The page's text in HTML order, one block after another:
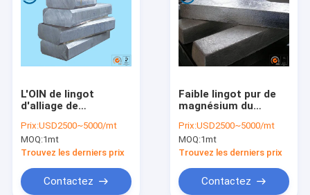
L'OIN de lingot
d'alliage de
Mg99.95B délivrent
un certificat la
protection de
Prix:USD2500~5000/mt
MOQ:1mt
Trouvez les derniers prix
Contactez
Faible lingot pur de
magnésium du
très utilisé dans
l'équipement portatif
Prix:USD2500~5000/mt
MOQ:1mt
Trouvez les derniers prix
Contactez